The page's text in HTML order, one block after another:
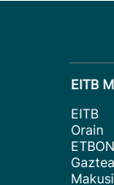
EITB
EITB
Orain
ETBON
Gaztea
Makusi